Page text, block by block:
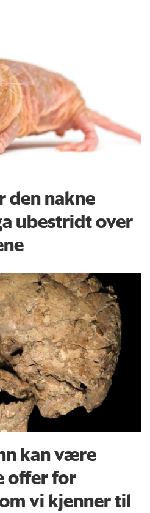
den nakne
ubestridt over
kan være
offer for
vi kjenner til